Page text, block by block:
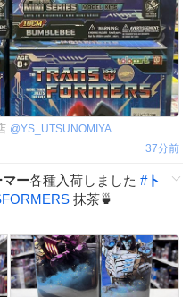
@YS_UTSUNOMIYA
37分前
マー各種入荷しました #ト
抹茶🍵